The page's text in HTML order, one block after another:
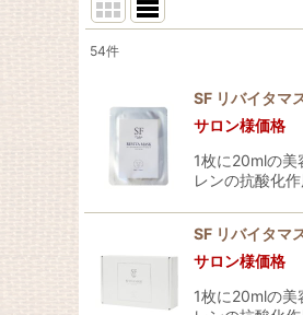
並び順
54件
SF リバイタマ
サロン様価格
1枚に20mlの美
レンの抗酸化
SF リバイタ
サロン様価格
1枚に20mlの美